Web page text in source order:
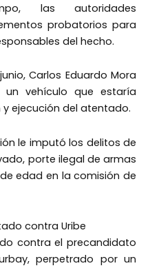
las autoridades
probatorios para
del hecho.
Carlos Eduardo Mora
un vehículo que estaría
ejecución del atentado.
le imputó los delitos de
porte ilegal de armas
edad en la comisión de
contra Uribe
contra el precandidato
perpetrado por un